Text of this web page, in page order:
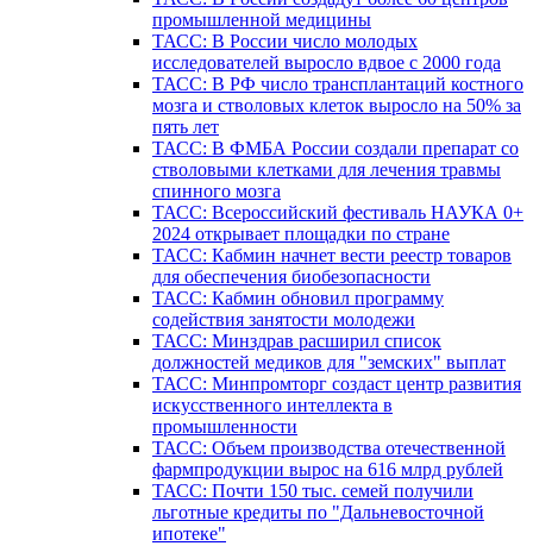
промышленной медицины
ТАСС: В России число молодых
исследователей выросло вдвое с 2000 года
ТАСС: В РФ число трансплантаций костного
мозга и стволовых клеток выросло на 50% за
пять лет
ТАСС: В ФМБА России создали препарат со
стволовыми клетками для лечения травмы
спинного мозга
ТАСС: Всероссийский фестиваль НАУКА 0+
2024 открывает площадки по стране
ТАСС: Кабмин начнет вести реестр товаров
для обеспечения биобезопасности
ТАСС: Кабмин обновил программу
содействия занятости молодежи
ТАСС: Минздрав расширил список
должностей медиков для "земских" выплат
ТАСС: Минпромторг создаст центр развития
искусственного интеллекта в
промышленности
ТАСС: Объем производства отечественной
фармпродукции вырос на 616 млрд рублей
ТАСС: Почти 150 тыс. семей получили
льготные кредиты по "Дальневосточной
ипотеке"